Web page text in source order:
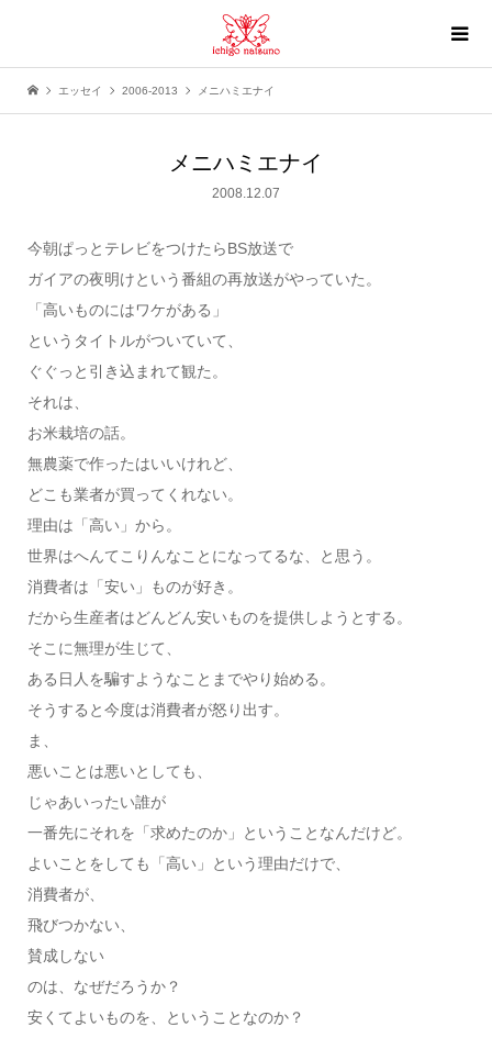
エッセイ 2006-2013 メニハミエナイ
メニハミエナイ
2008.12.07
今朝ぱっとテレビをつけたらBS放送で
ガイアの夜明けという番組の再放送がやっていた。
「高いものにはワケがある」
というタイトルがついていて、
ぐぐっと引き込まれて観た。
それは、
お米栽培の話。
無農薬で作ったはいいけれど、
どこも業者が買ってくれない。
理由は「高い」から。
世界はへんてこりんなことになってるな、と思う。
消費者は「安い」ものが好き。
だから生産者はどんどん安いものを提供しようとする。
そこに無理が生じて、
ある日人を騙すようなことまでやり始める。
そうすると今度は消費者が怒り出す。
ま、
悪いことは悪いとしても、
じゃあいったい誰が
一番先にそれを「求めたのか」ということなんだけど。
よいことをしても「高い」という理由だけで、
消費者が、
飛びつかない、
賛成しない
のは、なぜだろうか？
安くてよいものを、ということなのか？